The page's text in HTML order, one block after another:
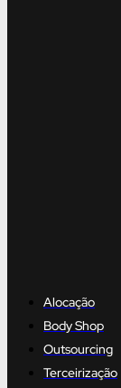
Alocação
Body Shop
Outsourcing
Terceirização